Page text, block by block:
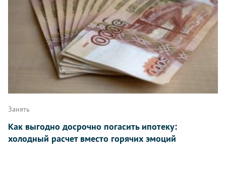
Занять
Как выгодно досрочно погасить ипотеку:
холодный расчет вместо горячих эмоций